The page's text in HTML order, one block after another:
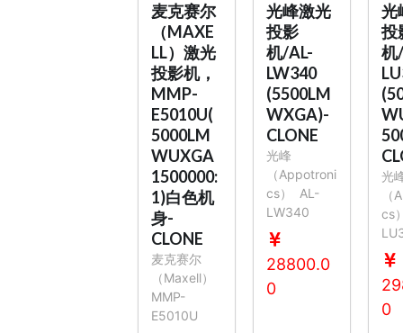
麦克赛尔
（MAXE
LL）激光
投影机，
MMP-
E5010U(
5000LM
WUXGA
1500000:
1)白色机
身-
CLONE
麦克赛尔
（Maxell）
MMP-
E5010U
光峰激光
投影
机/AL-
LW340
(5500LM
WXGA)-
CLONE
光峰
（Appotroni
cs）
AL-
LW340
28800.0
0
光
投
机
光
（
cs
0